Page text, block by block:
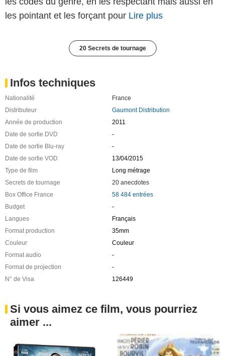
les pointant et les forçant pour Lire plus
20 Secrets de tournage
Infos techniques
Nationalité
France
Distributeur
Gaumont Distribution
Année de production
2011
Date de sortie DVD
-
Date de sortie Blu-ray
-
Date de sortie VOD
13/04/2015
Type de film
Long métrage
Secrets de tournage
20 anecdotes
Box Office France
58 484 entrées
Budget
-
Langues
Français
Format production
35mm
Couleur
Couleur
Format audio
-
Format de projection
-
N° de Visa
126449
Si vous aimez ce film, vous pourriez
aimer ...